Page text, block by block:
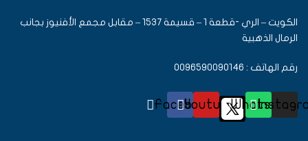
الكويت – الري -قطعة 1 – قسيمة 1537 – مقابل مجمع الأفنيوز بجانب
الرمال الذهبية
رقم الهاتف : 0096590090146
Whatsapp
Youtube
Facebook